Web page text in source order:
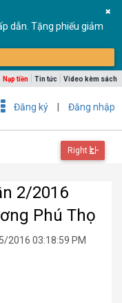
dẫn. Tặng phiếu giảm
Nạp tiền Tin tức Video kèm sách
Đăng ký Đăng nhập
Right
2/2016
Phú Thọ
2016 03:18:59 PM